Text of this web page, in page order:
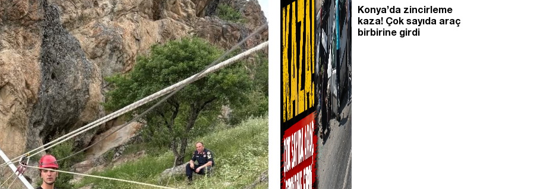
Konya’da zincirleme
kaza! Çok sayıda araç
birbirine girdi